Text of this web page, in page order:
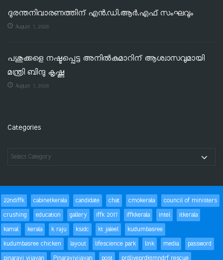
ദുരന്തനിവാരണത്തിന് എൻ.ഡി.ആർ.എഫ് സംഘവും
August 7, 2026
പശുക്കളെ നഷ്ടപ്പെട്ട അനിൽകുമാറിന് ആശ്വാസവുമായി
മന്ത്രി ബിന്ദു കൃഷ്ണ
August 7, 2026
Categories
22ndiffk cabinetkerala candidate chat cmokerala
council of ministers
crushing
education gallery iffk 2017 iffkkerala intel
itkerala
kamal
kerala k raju ksidc kt jaleel
kudumbasree
kudumbasree chicken
layout lifescience park link media
password
pinarayi vijayan
Pinarayivijayan post prdliveprdktmndrf rescue